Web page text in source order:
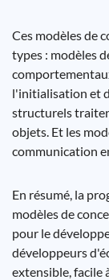
Ces modèles de
types : modèles
l'initialisation et
structurels
objets. Et les
communication
En résumé, la
modèles de
pour le
développeurs
extensible, facile